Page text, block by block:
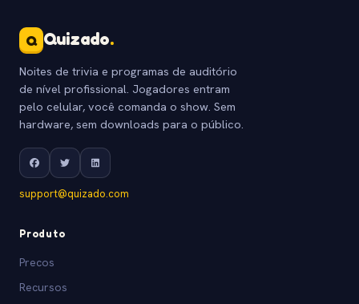
Q Quizado.
Noites de trivia e programas de auditório
de nível profissional. Jogadores entram
pelo celular, você comanda o show. Sem
hardware, sem downloads para o público.
support@quizado.com
Produto
Precos
Recursos